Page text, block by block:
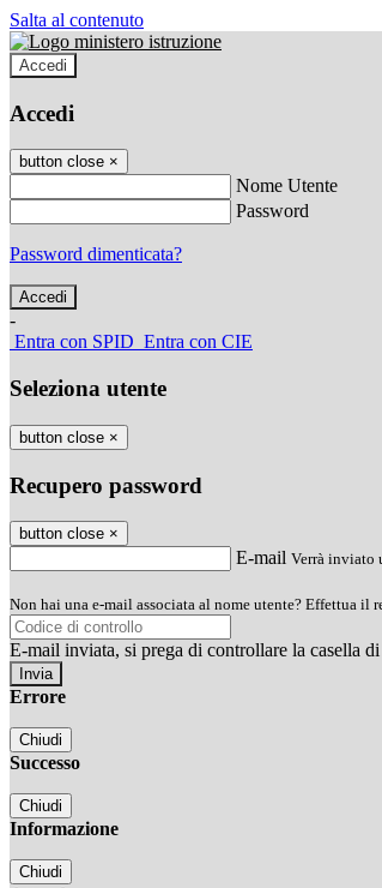
Salta al contenuto
Accedi
Accedi
button close ×
Nome Utente
Password
Password dimenticata?
-
Entra con SPID Entra con CIE
Seleziona utente
button close ×
Recupero password
button close ×
E-mail Verrà inviato
Non hai una e-mail associata al nome utente? Effettua il
E-mail inviata, si prega di controllare la casella
Errore
Chiudi
Successo
Chiudi
Informazione
Chiudi